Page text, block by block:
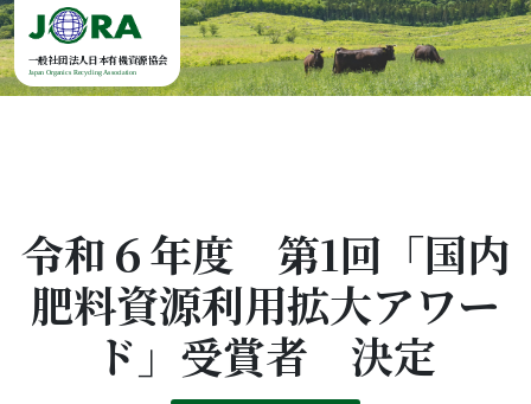
Skip to content
一般社団法人日本有機資源協会
Japan Organics Recycling Association
令和６年度 第1回「国内
肥料資源利用拡大アワー
ド」受賞者 決定